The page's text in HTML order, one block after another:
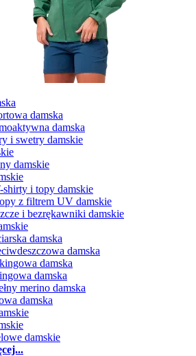
damska
damska
i swetry damskie
damskie
i topy damskie
z filtrem UV damskie
i bezrękawniki damskie
damska
damska
damska
damska
merino damska
damska
damskie